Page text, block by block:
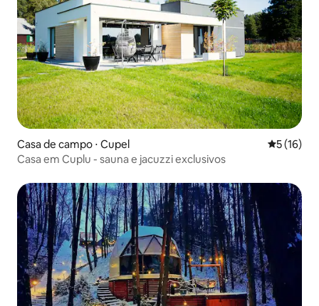
Casa de campo ⋅ Cupel 5 de uma
5 (16)
Casa em Cuplu - sauna e jacuzzi exclusivos